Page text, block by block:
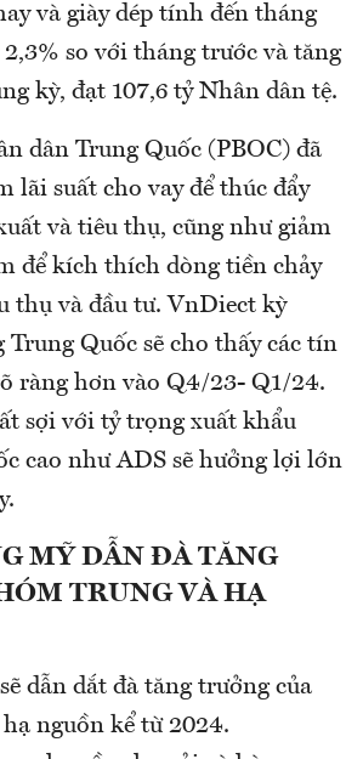
và giày dép tính đến tháng
so với tháng trước và tăng
kỳ, đạt 107,6 tỷ Nhân dân tệ.
dân Trung Quốc (PBOC) đã
lãi suất cho vay để thúc đẩy
và tiêu thụ, cũng như giảm
để kích thích dòng tiền chảy
thụ và đầu tư. VnDiect kỳ
Quốc sẽ cho thấy các tín
ràng hơn vào Q4/23- Q1/24.
sợi với tỷ trọng xuất khẩu
cao như ADS sẽ hưởng lợi lớn
MỸ DẪN ĐÀ TĂNG
TRUNG VÀ HẠ
dẫn dắt đà tăng trưởng của
nguồn kể từ 2024.